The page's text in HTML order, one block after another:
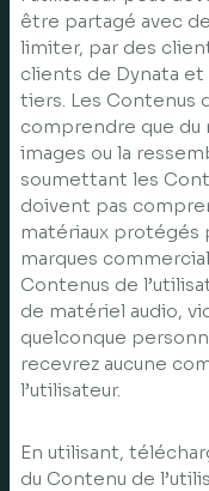
être partagé avec
limiter, par des
clients de Dynata
tiers. Les Contenus
comprendre que du
images ou la
soumettant les
doivent pas
matériaux protégés
marques
Contenus de
de matériel audio,
quelconque
recevrez aucune
l’utilisateur.
En utilisant,
du Contenu de